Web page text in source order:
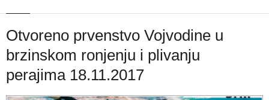
Otvoreno prvenstvo Vojvodine u
brzinskom ronjenju i plivanju
perajima 18.11.2017